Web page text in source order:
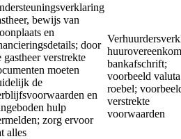
bewijs van
en
door
gastheer verstrekte
moeten
de
en
hulp
zorg ervoor
alles
bankafschrift;
voorbeeld
roebel;
verstrekte
voorwaarden